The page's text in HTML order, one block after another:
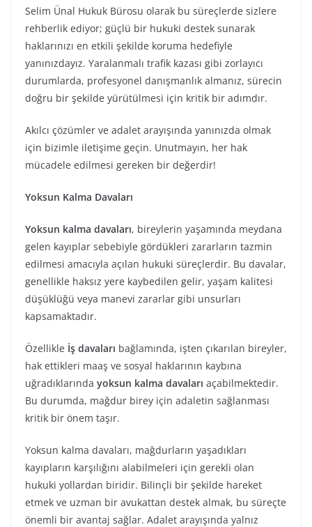
Selim Ünal Hukuk Bürosu olarak bu süreçlerde sizlere
rehberlik ediyor; güçlü bir hukuki destek sunarak
haklarınızı en etkili şekilde koruma hedefiyle
yanınızdayız. Yaralanmalı trafik kazası gibi zorlayıcı
durumlarda, profesyonel danışmanlık almanız, sürecin
doğru bir şekilde yürütülmesi için kritik bir adımdır.
Akılcı çözümler ve adalet arayışında yanınızda olmak
için bizimle iletişime geçin. Unutmayın, her hak
mücadele edilmesi gereken bir değerdir!
Yoksun Kalma Davaları
Yoksun kalma davaları, bireylerin yaşamında meydana
gelen kayıplar sebebiyle gördükleri zararların tazmin
edilmesi amacıyla açılan hukuki süreçlerdir. Bu davalar,
genellikle haksız yere kaybedilen gelir, yaşam kalitesi
düşüklüğü veya manevi zararlar gibi unsurları
kapsamaktadır.
Özellikle İş davaları bağlamında, işten çıkarılan bireyler,
hak ettikleri maaş ve sosyal haklarının kaybına
uğradıklarında yoksun kalma davaları açabilmektedir.
Bu durumda, mağdur birey için adaletin sağlanması
kritik bir önem taşır.
Yoksun kalma davaları, mağdurların yaşadıkları
kayıpların karşılığını alabilmeleri için gerekli olan
hukuki yollardan biridir. Bilinçli bir şekilde hareket
etmek ve uzman bir avukattan destek almak, bu süreçte
önemli bir avantaj sağlar. Adalet arayışında yalnız